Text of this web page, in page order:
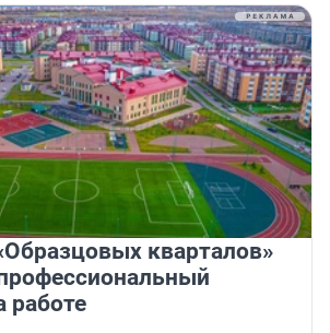
кварталов»
работе